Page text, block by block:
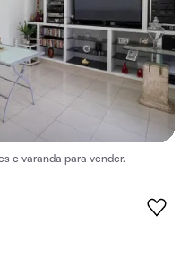
e varanda para vender.